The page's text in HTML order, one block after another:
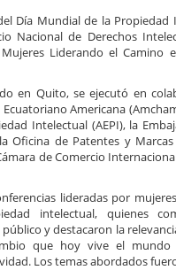
Día Mundial de la Propiedad
Nacional de Derechos
Liderando el Camino
en Quito, se ejecutó en
Americana
Intelectual (AEPI), la
Oficina de Patentes y
de Comercio
lideradas por
intelectual, quienes
y destacaron la
que hoy vive el
Los temas abordados